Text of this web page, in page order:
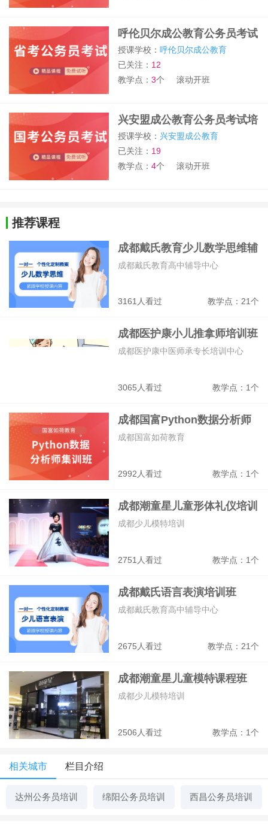
呼伦贝尔成公教育公务员考试
培训
授课学校：呼伦贝尔成公教育
已关注： 12
教学点：3个 滚动开班
兴安盟成公教育公务员考试培
训
授课学校： 兴安盟成公教育
已关注： 19
教学点：4个 滚动开班
推荐课程
成都戴氏教育少儿数学思维辅
导班
3161人看过 教学点：21个
成都戴氏教育高中辅导中心
成都医护康小儿推拿师培训班
3065人看过 教学点：1个
成都医护康中医师承专长培训中心
成都国富Python数据分析师
集训班
2992人看过 教学点：1个
成都国富如荷教育
成都潮童星儿童形体礼仪培训
班
2751人看过 教学点：1个
成都少儿模特培训
成都戴氏语言表演培训班
2675人看过 教学点：21个
成都戴氏教育高中辅导中心
成都潮童星儿童模特课程班
2506人看过 教学点：1个
成都少儿模特培训
相关城市 栏目介绍
达州公务员培训 绵阳公务员培训 西昌公务员培训